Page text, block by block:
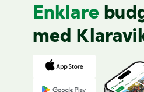
Enklare
med